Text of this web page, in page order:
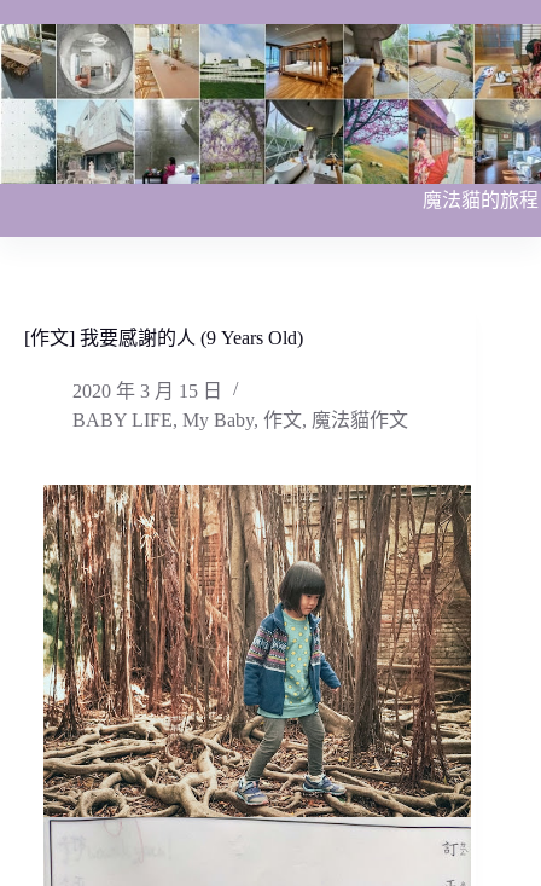
至
主
要
內
容
魔法貓的旅程
[作文] 我要感謝的人 (9 Years Old)
2020 年 3 月 15 日
BABY LIFE, My Baby, 作文, 魔法貓作文